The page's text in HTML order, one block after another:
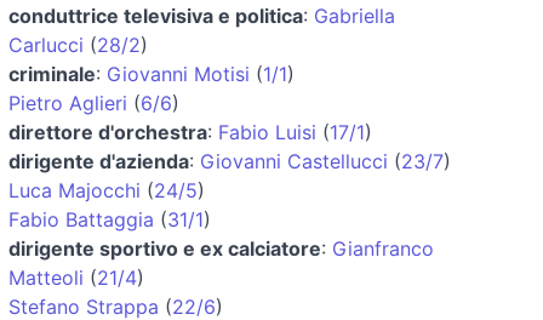
conduttrice televisiva e politica: Gabriella
Carlucci (28/2)
criminale: Giovanni Motisi (1/1)
Pietro Aglieri (6/6)
direttore d'orchestra: Fabio Luisi (17/1)
dirigente d'azienda: Giovanni Castellucci (23/7)
Luca Majocchi (24/5)
Fabio Battaggia (31/1)
dirigente sportivo e ex calciatore: Gianfranco
Matteoli (21/4)
Stefano Strappa (22/6)